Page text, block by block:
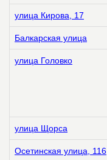
улица Кирова, 17
Балкарская улица
улица Головко
улица Щорса
Осетинская улица, 116